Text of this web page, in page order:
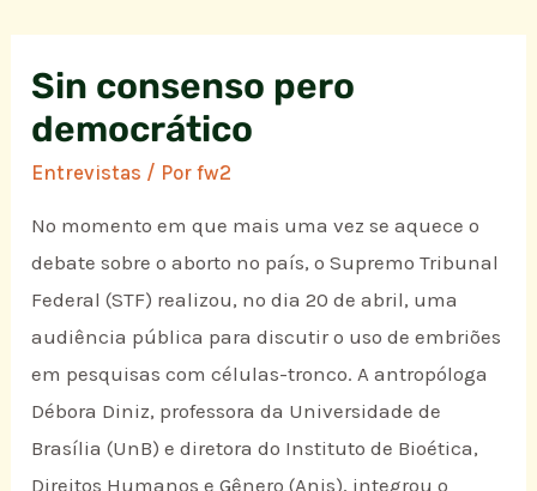
Sin consenso pero
democrático
Entrevistas / Porfw2
No momento em que mais uma vez se aquece o
debate sobre o aborto no país, o Supremo Tribunal
Federal (STF) realizou, no dia 20 de abril, uma
audiência pública para discutir o uso de embriões
em pesquisas com células-tronco. A antropóloga
Débora Diniz, professora da Universidade de
Brasília (UnB) e diretora do Instituto de Bioética,
Direitos Humanos e Gênero (Anis), integrou o